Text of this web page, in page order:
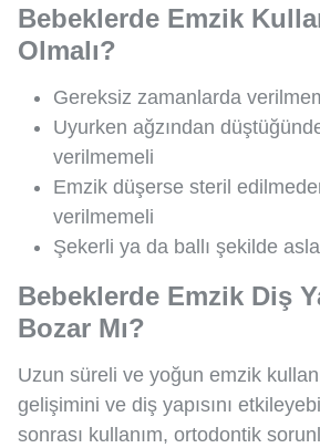
Bebeklerde Emzik
Olmalı?
Gereksiz zamanlarda
Uyurken ağzından
verilmemeli
Emzik düşerse steril
verilmemeli
Şekerli ya da ballı şekilde
Bebeklerde Emzik Diş
Bozar Mı?
Uzun süreli ve yoğun emzik
gelişimini ve diş yapısını
sonrası kullanım, ortodontik